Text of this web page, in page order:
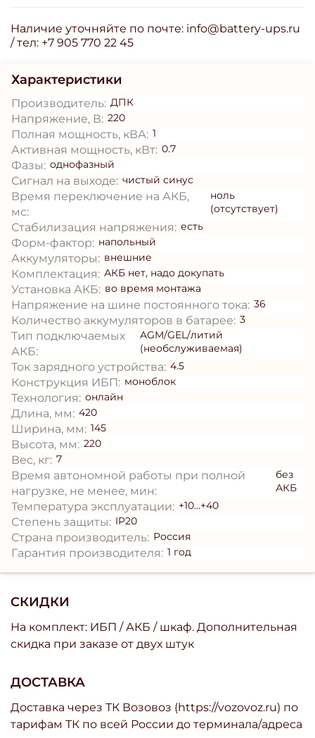
Наличие уточняйте по почте: info@battery-ups.ru
/ тел: +7 905 770 22 45
СКИДКИ
На комплект: ИБП / АКБ / шкаф. Дополнительная
скидка при заказе от двух штук
ДОСТАВКА
Доставка через ТК Возовоз (https://vozovoz.ru) по
тарифам ТК по всей России до терминала/адреса
Характеристики
Производитель: ДПК
Напряжение, В: 220
Полная мощность, кВА: 1
Активная мощность, кВт: 0.7
Фазы: однофазный
Сигнал на выходе: чистый синус
Время переключение на АКБ,
мс:
ноль
(отсутствует)
Стабилизация напряжения: есть
Форм-фактор: напольный
Аккумуляторы: внешние
Комплектация: АКБ нет, надо докупать
Установка АКБ: во время монтажа
Напряжение на шине постоянного тока: 36
Количество аккумуляторов в батарее: 3
Тип подключаемых
АКБ:
AGM/GEL/литий
(необслуживаемая)
Ток зарядного устройства: 4.5
Конструкция ИБП: моноблок
Технология: онлайн
Длина, мм: 420
Ширина, мм: 145
Высота, мм: 220
Вес, кг: 7
Время автономной работы при полной
нагрузке, не менее, мин:
без
АКБ
Температура эксплуатации: +10...+40
Степень защиты: IP20
Страна производитель: Россия
Гарантия производителя: 1 год